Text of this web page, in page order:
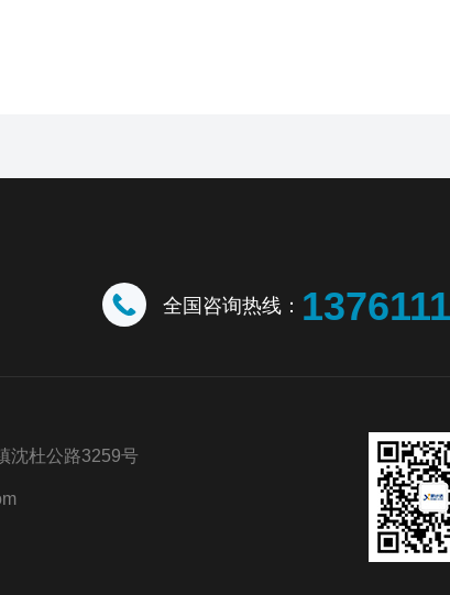
全国咨询热线：
沈杜公路3259号